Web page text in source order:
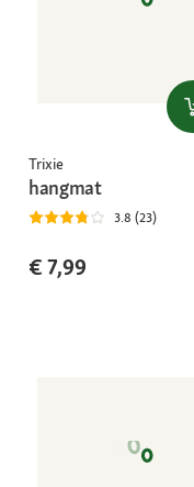
Trixie
hangmat
3.8 (23)
€ 7,99